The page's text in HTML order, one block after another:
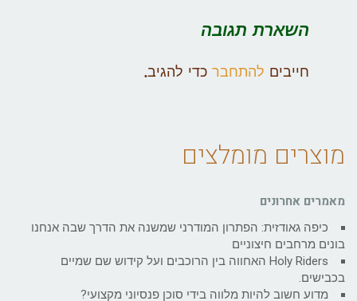
השארת תגובה
חייבים להתחבר כדי להגיב.
מוצרים מומלצים
מאמרים אחרונים
כיפה גאודזית: הפתרון המודרני שמשנה את הדרך שבה אנחנו
בונים מרחבים חיצוניים
Holy Riders האחווה בין הרוכבים ועל קידוש שם שמיים
בכבישים.
מדוע חשוב להיות מלווה בידי סוכן פנסיוני מקצועי?